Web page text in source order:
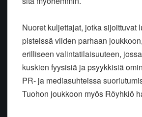
Nuoret kuljettajat, jotka sijoittuvat
pisteissä viiden parhaan
erilliseen valintatilaisuuteen,
kuskien fyysisiä ja psyykkisiä
PR- ja mediasuhteissa
Tuohon joukkoon myös Röyhkiö